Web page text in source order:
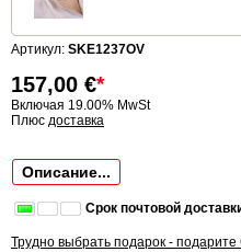
Артикул: SKE1237OV
157,00 €*
Включая 19.00% MwSt
Плюс доставка
Описание...
Срок почтовой
Трудно выбрать подарок - подарите